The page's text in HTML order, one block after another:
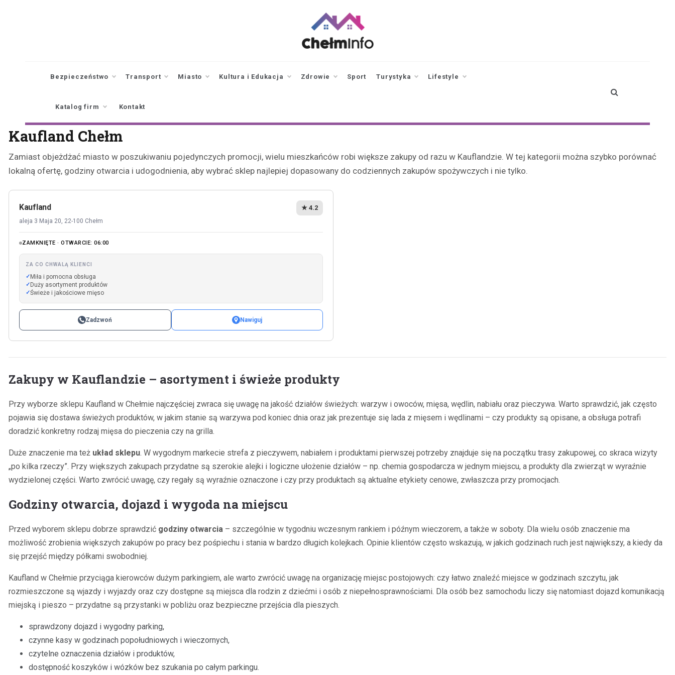
Bezpieczeństwo Transport Miasto Kultura i Edukacja Zdrowie Sport Turystyka Lifestyle
Katalog firm Kontakt
Kaufland Chełm
Zamiast objeżdżać miasto w poszukiwaniu pojedynczych promocji, wielu mieszkańców robi większe zakupy od razu w Kauflandzie. W tej kategorii można szybko porównać
lokalną ofertę, godziny otwarcia i udogodnienia, aby wybrać sklep najlepiej dopasowany do codziennych zakupów spożywczych i nie tylko.
Kaufland
aleja 3 Maja 20, 22-100 Chełm
★ 4.2
ZAMKNIĘTE · OTWARCIE: 06:00
ZA CO CHWALĄ KLIENCI
Miła i pomocna obsługa
Duży asortyment produktów
Świeże i jakościowe mięso
Zadzwoń Nawiguj
Zakupy w Kauflandzie – asortyment i świeże produkty
Przy wyborze sklepu Kaufland w Chełmie najczęściej zwraca się uwagę na jakość działów świeżych: warzyw i owoców, mięsa, wędlin, nabiału oraz pieczywa. Warto sprawdzić, jak często
pojawia się dostawa świeżych produktów, w jakim stanie są warzywa pod koniec dnia oraz jak prezentuje się lada z mięsem i wędlinami – czy produkty są opisane, a obsługa potrafi
doradzić konkretny rodzaj mięsa do pieczenia czy na grilla.
Duże znaczenie ma też układ sklepu. W wygodnym markecie strefa z pieczywem, nabiałem i produktami pierwszej potrzeby znajduje się na początku trasy zakupowej, co skraca wizyty
„po kilka rzeczy”. Przy większych zakupach przydatne są szerokie alejki i logiczne ułożenie działów – np. chemia gospodarcza w jednym miejscu, a produkty dla zwierząt w wyraźnie
wydzielonej części. Warto zwrócić uwagę, czy regały są wyraźnie oznaczone i czy przy produktach są aktualne etykiety cenowe, zwłaszcza przy promocjach.
Godziny otwarcia, dojazd i wygoda na miejscu
Przed wyborem sklepu dobrze sprawdzić godziny otwarcia – szczególnie w tygodniu wczesnym rankiem i późnym wieczorem, a także w soboty. Dla wielu osób znaczenie ma
możliwość zrobienia większych zakupów po pracy bez pośpiechu i stania w bardzo długich kolejkach. Opinie klientów często wskazują, w jakich godzinach ruch jest największy, a kiedy da
się przejść między półkami swobodniej.
Kaufland w Chełmie przyciąga kierowców dużym parkingiem, ale warto zwrócić uwagę na organizację miejsc postojowych: czy łatwo znaleźć miejsce w godzinach szczytu, jak
rozmieszczone są wjazdy i wyjazdy oraz czy dostępne są miejsca dla rodzin z dziećmi i osób z niepełnosprawnościami. Dla osób bez samochodu liczy się natomiast dojazd komunikacją
miejską i pieszo – przydatne są przystanki w pobliżu oraz bezpieczne przejścia dla pieszych.
sprawdzony dojazd i wygodny parking,
czynne kasy w godzinach popołudniowych i wieczornych,
czytelne oznaczenia działów i produktów,
dostępność koszyków i wózków bez szukania po całym parkingu.